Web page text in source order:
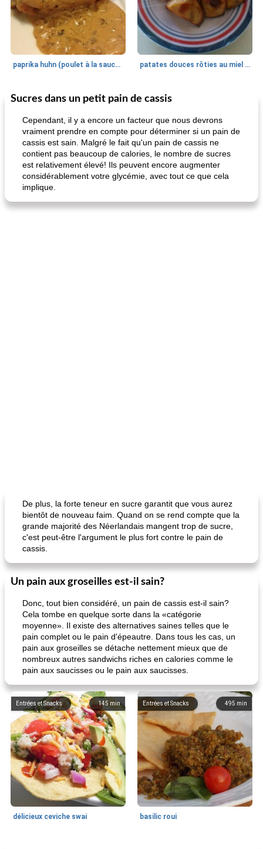
paprika huhn (poulet à la sauce paprika). patates douces rôties au miel / kumara
25 min
Petit déjeuner et brunch
quinoa petit déjeuner méditerranéen
Viande et volaille
poitrines de poulet grillées de jenny
Sucres dans un petit pain de cassis
Cependant, il y a encore un facteur que nous devrons
vraiment prendre en compte pour déterminer si un pain de
cassis est sain. Malgré le fait qu'un pain de cassis ne
contient pas beaucoup de calories, le nombre de sucres
est relativement élevé! Ils peuvent encore augmenter
considérablement votre glycémie, avec tout ce que cela
implique.
De plus, la forte teneur en sucre garantit que vous aurez
bientôt de nouveau faim. Quand on se rend compte que la
grande majorité des Néerlandais mangent trop de sucre,
c'est peut-être l'argument le plus fort contre le pain de
cassis.
Un pain aux groseilles est-il sain?
Donc, tout bien considéré, un pain de cassis est-il sain?
Cela tombe en quelque sorte dans la «catégorie
moyenne». Il existe des alternatives saines telles que le
pain complet ou le pain d'épeautre. Dans tous les cas, un
pain aux groseilles se détache nettement mieux que de
nombreux autres sandwichs riches en calories comme le
pain aux saucisses ou le pain aux saucisses.
145 min
Entrées et Snacks
délicieux ceviche swai
495 min
Entrées et Snacks
basilic roui